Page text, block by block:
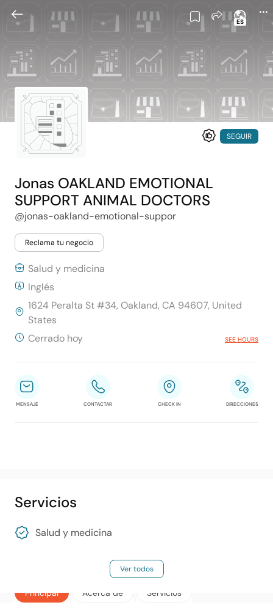
ES
SEGUIR
Jonas OAKLAND EMOTIONAL
SUPPORT ANIMAL DOCTORS
@jonas-oakland-emotional-suppor
Reclama tu negocio
Salud y medicina
Inglés
1624 Peralta St #34, Oakland, CA 94607, United
States
Cerrado hoy
SEE HOURS
MENSAJE CONTACTAR CHECK IN DIRECCIONES
Principal Acerca de Servicios
Servicios
Salud y medicina
Ver todos